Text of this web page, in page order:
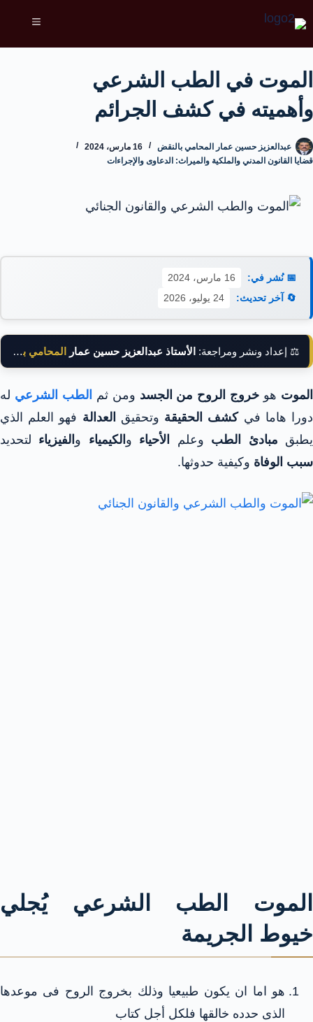
الموت في الطب الشرعي
وأهميته في كشف الجرائم
عبدالعزيز حسين عمار المحامي بالنقض
16 مارس، 2024
قضايا القانون المدني والملكية والميراث: الدعاوى والإجراءات
📅 نُشر في:
16 مارس، 2024
🔄 آخر تحديث:
24 يوليو، 2026
⚖️ إعداد ونشر ومراجعة: الأستاذ عبدالعزيز حسين عمار المحامي بالنقض
الموت هو خروج الروح من الجسد ومن ثم الطب الشرعي له
دورا هاما فيكشف الحقيقة وتحقيق العدالة فهو العلم الذي
يطبق مبادئ الطب وعلم الأحياء و الكيمياء و الفيزياء لتحديد
سبب الوفاة وكيفية حدوثها.
الموت الطب الشرعي يُجلي
خيوط الجريمة
هو اما ان يكون طبيعيا وذلك بخروج الروح فى موعدها
الذى حدده خالقها فلكل أجل كتاب